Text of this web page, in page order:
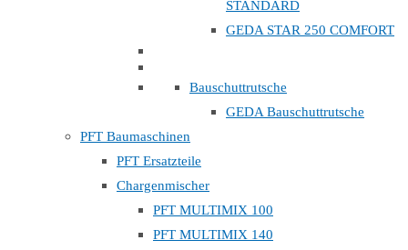
STANDARD
GEDA STAR 250 COMFORT
Bauschuttrutsche
GEDA Bauschuttrutsche
PFT Baumaschinen
PFT Ersatzteile
Chargenmischer
PFT MULTIMIX 100
PFT MULTIMIX 140